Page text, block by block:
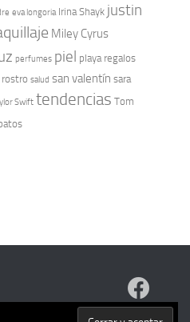
eva longoria Irina Shayk justin
Miley Cyrus
perfumes piel playa regalos
rostro salud san valentín sara
Swift tendencias Tom